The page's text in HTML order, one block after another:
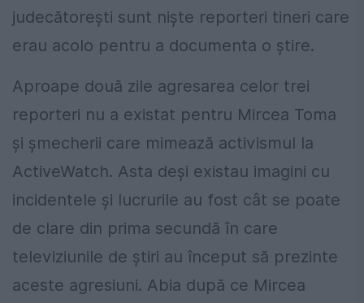
judecătorești sunt niște reporteri tineri care
erau acolo pentru a documenta o știre.
Aproape două zile agresarea celor trei
reporteri nu a existat pentru Mircea Toma
și șmecherii care mimează activismul la
ActiveWatch. Asta deși existau imagini cu
incidentele și lucrurile au fost cât se poate
de clare din prima secundă în care
televiziunile de știri au început să prezinte
aceste agresiuni. Abia după ce Mircea